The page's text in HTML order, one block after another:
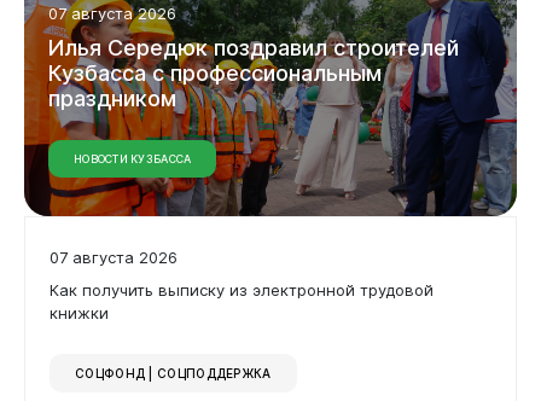
07 августа 2026
Илья Середюк поздравил строителей
Кузбасса с профессиональным
праздником
НОВОСТИ КУЗБАССА
07 августа 2026
Как получить выписку из электронной трудовой
книжки
СОЦФОНД | СОЦПОДДЕРЖКА